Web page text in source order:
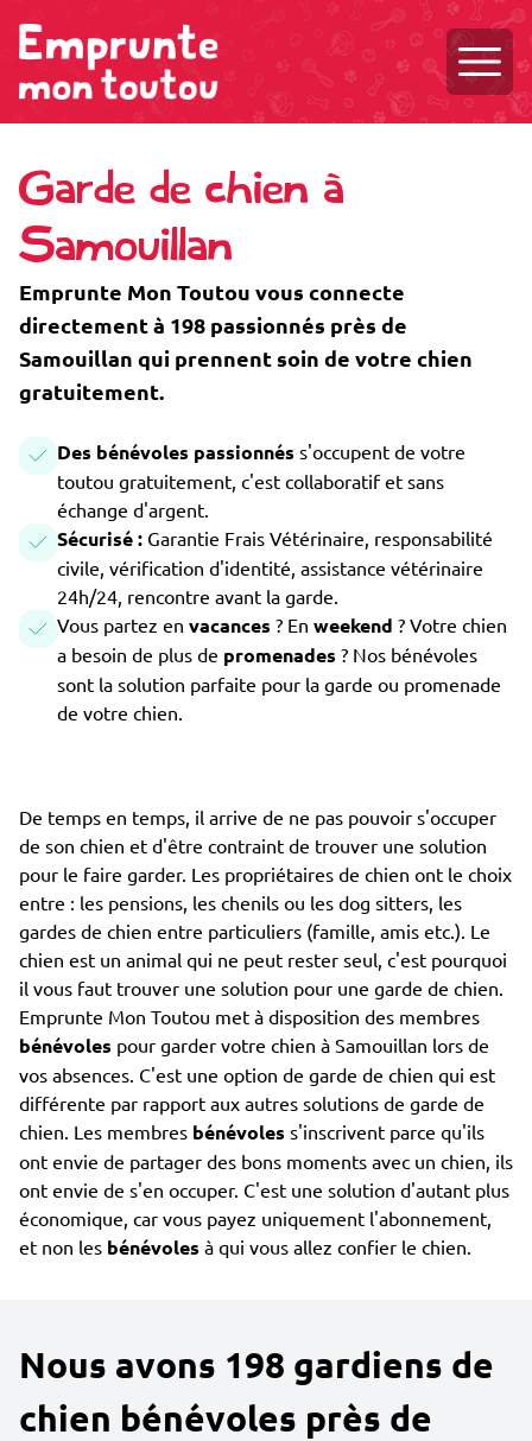
Garde de chien à
Samouillan
Emprunte Mon Toutou vous connecte
directement à 198 passionnés près de
Samouillan qui prennent soin de votre chien
gratuitement.
Des bénévoles passionnés s'occupent de votre
toutou gratuitement, c'est collaboratif et sans
échange d'argent.
Sécurisé : Garantie Frais Vétérinaire, responsabilité
civile, vérification d'identité, assistance vétérinaire
24h/24, rencontre avant la garde.
Vous partez en vacances ? En weekend ? Votre chien
a besoin de plus de promenades ? Nos bénévoles
sont la solution parfaite pour la garde ou promenade
de votre chien.
De temps en temps, il arrive de ne pas pouvoir s'occuper
de son chien et d'être contraint de trouver une solution
pour le faire garder. Les propriétaires de chien ont le choix
entre : les pensions, les chenils ou les dog sitters, les
gardes de chien entre particuliers (famille, amis etc.). Le
chien est un animal qui ne peut rester seul, c'est pourquoi
il vous faut trouver une solution pour une garde de chien.
Emprunte Mon Toutou met à disposition des membres
bénévoles pour garder votre chien à Samouillan lors de
vos absences. C'est une option de garde de chien qui est
différente par rapport aux autres solutions de garde de
chien. Les membres bénévoles s'inscrivent parce qu'ils
ont envie de partager des bons moments avec un chien, ils
ont envie de s'en occuper. C'est une solution d'autant plus
économique, car vous payez uniquement l'abonnement,
et non les bénévoles à qui vous allez confier le chien.
Nous avons 198 gardiens de
chien bénévoles près de